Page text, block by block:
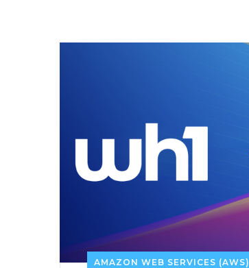
AMAZON WEB SERVICES (AWS)